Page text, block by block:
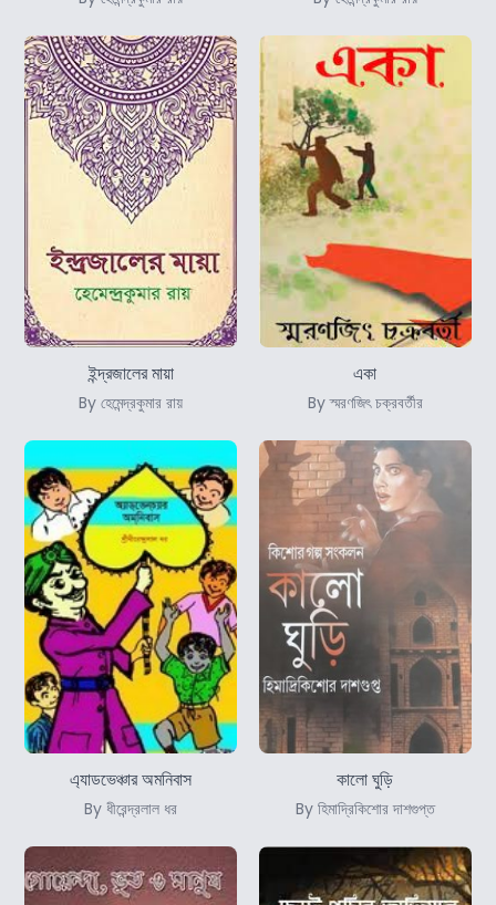
ইন্দ্রজালের মায়া
By হেমেন্দ্রকুমার রায়
একা
By স্মরণজিৎ চক্রবর্তীর
এ্যাডভেঞ্চার অমনিবাস
By ধীরেন্দ্রলাল ধর
কালো ঘুড়ি
By হিমাদ্রিকিশোর দাশগুপ্ত